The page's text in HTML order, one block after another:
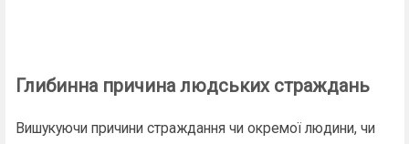
Глибинна причина людських страждань
Вишукуючи причини страждання чи окремої людини, чи